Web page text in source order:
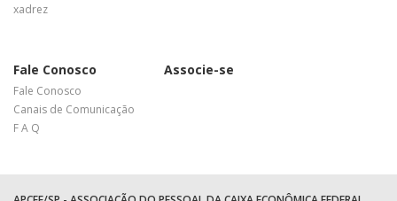
xadrez
Fale Conosco
Fale Conosco
Canais de Comunicação
F A Q
Associe-se